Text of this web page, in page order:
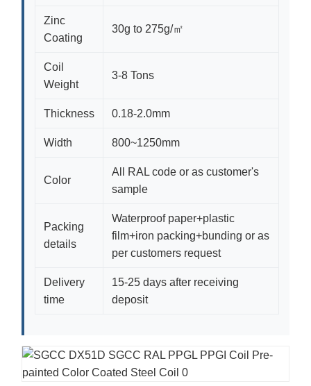
Zinc
Coating
30g to 275g/㎡
Coil
Weight
3-8 Tons
Thickness 0.18-2.0mm
Width 800~1250mm
Color
All RAL code or as customer's
sample
Packing
details
Waterproof paper+plastic
film+iron packing+bunding or as
per customers request
Delivery
time
15-25 days after receiving
deposit